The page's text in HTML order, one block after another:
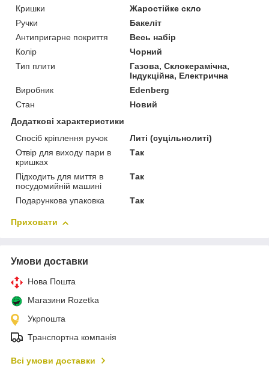
Кришки
Жаростійке скло
Ручки
Бакеліт
Антипригарне покриття
Весь набір
Колір
Чорний
Тип плити
Газова, Склокерамічна,
Індукційна, Електрична
Виробник
Edenberg
Стан
Новий
Додаткові характеристики
Спосіб кріплення ручок
Литі (суцільнолиті)
Отвір для виходу пари в
кришках
Так
Підходить для миття в
посудомийній машині
Так
Подарункова упаковка Так
Приховати
Умови доставки
Нова Пошта
Магазини Rozetka
Укрпошта
Транспортна компанія
Всі умови доставки